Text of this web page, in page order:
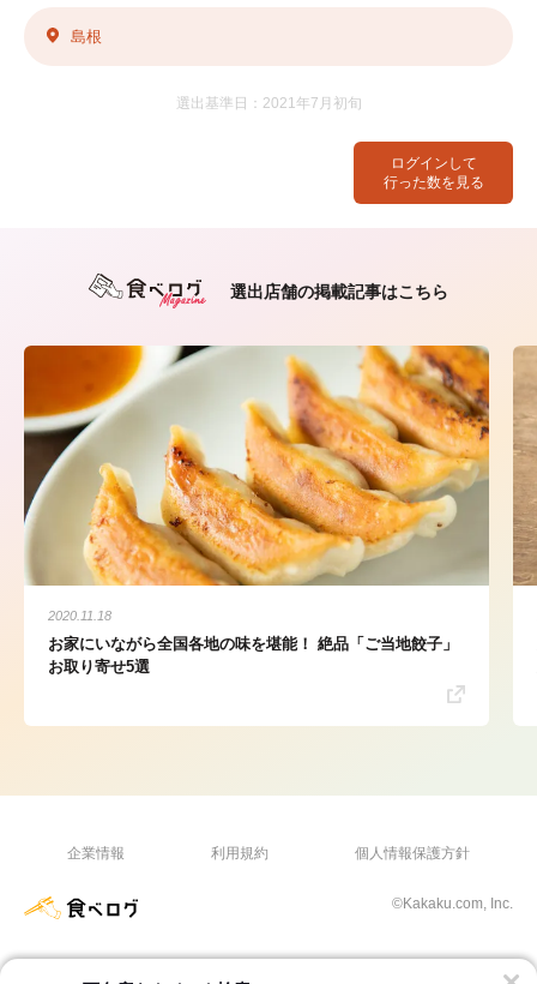
ログインして
行った数を見る
島根
選出基準日：2021年7月初旬
選出店舗の掲載記事はこちら
2020.11.18
お家にいながら全国各地の味を堪能！ 絶品「ご当地餃子」
お取り寄せ5選
企業情報 利用規約 個人情報保護方針
©Kakaku.com, Inc.